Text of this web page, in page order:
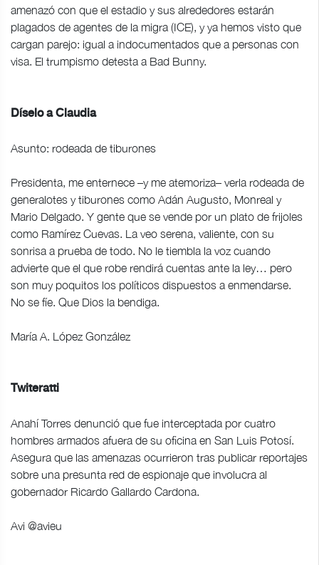
amenazó con que el estadio y sus alrededores estarán
plagados de agentes de la migra (ICE), y ya hemos visto que
cargan parejo: igual a indocumentados que a personas con
visa. El trumpismo detesta a Bad Bunny.
Díselo a Claudia
Asunto: rodeada de tiburones
Presidenta, me enternece –y me atemoriza– verla rodeada de
generalotes y tiburones como Adán Augusto, Monreal y
Mario Delgado. Y gente que se vende por un plato de frijoles
como Ramírez Cuevas. La veo serena, valiente, con su
sonrisa a prueba de todo. No le tiembla la voz cuando
advierte que el que robe rendirá cuentas ante la ley… pero
son muy poquitos los políticos dispuestos a enmendarse.
No se fíe. Que Dios la bendiga.
María A. López González
Twiteratti
Anahí Torres denunció que fue interceptada por cuatro
hombres armados afuera de su oficina en San Luis Potosí.
Asegura que las amenazas ocurrieron tras publicar reportajes
sobre una presunta red de espionaje que involucra al
gobernador Ricardo Gallardo Cardona.
Avi @avieu